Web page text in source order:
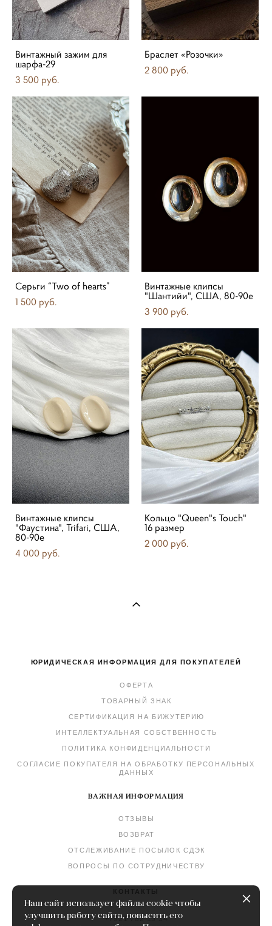
Винтажный зажим для
шарфа-29
3 500 pуб.
Браслет «Розочки»
2 800 pуб.
Серьги “Two of hearts”
1 500 pуб.
Винтажные клипсы
"Шантийи", США, 80-90е
3 900 pуб.
Винтажные клипсы
"Фаустина", Trifari, США,
80-90е
4 000 pуб.
Кольцо "Queen"s Touch"
16 размер
2 000 pуб.
ЮРИДИЧЕСКАЯ ИНФОРМАЦИЯ ДЛЯ ПОКУПАТЕЛЕЙ
ОФЕРТА
ТОВАРНЫЙ ЗНАК
СЕРТИФИКАЦИЯ НА БИЖУТЕРИЮ
ИНТЕЛЛЕКТУАЛЬНАЯ СОБСТВЕННОСТЬ
ПОЛИТИКА КОНФИДЕНЦИАЛЬНОСТИ
СОГЛАСИЕ ПОКУПАТЕЛЯ НА ОБРАБОТКУ ПЕРСОНАЛЬНЫХ
ДАННЫХ
ВАЖНАЯ ИНФОРМАЦИЯ
ОТЗЫВЫ
ВОЗВРАТ
ОТСЛЕЖИВАНИЕ ПОСЫЛОК СДЭК
ВОПРОСЫ ПО СОТРУДНИЧЕСТВУ
+7921 782 15 34
Наш сайт использует файлы cookie чтобы
улучшить работу сайта, повысить его